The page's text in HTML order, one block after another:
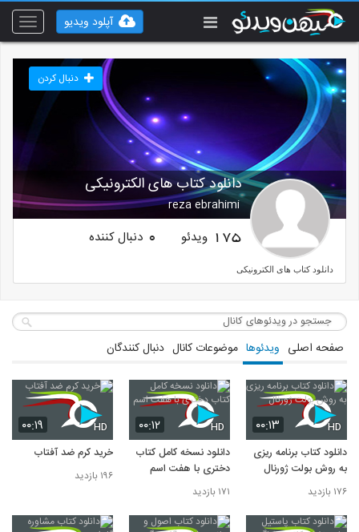
Toggle
آپلود ویدیو
دانلود کتاب های الکترونیکی
reza ebrahimi
دنبال کردن
175 ویدئو 0 دنبال کننده
دانلود کتاب های الکترونیکی
صفحه اصلی ویدئوها موضوعات کانال دنبال کنندگان
۰۰:۱۳ HD
دانلود کتاب برنامه ریزی
به روش بولت ژورنال
۱۷۶ بازدید
۰۰:۱۲ HD
دانلود نسخه کامل کتاب
دختری با هفت اسم
۱۷۱ بازدید
۰۰:۱۹ HD
خرید کرم ضد آفتاب
۱۹۶ بازدید